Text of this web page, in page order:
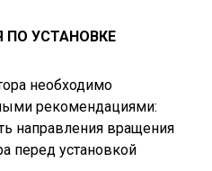
ПО УСТАНОВКЕ
необходимо
рекомендациями:
направления вращения
перед установкой